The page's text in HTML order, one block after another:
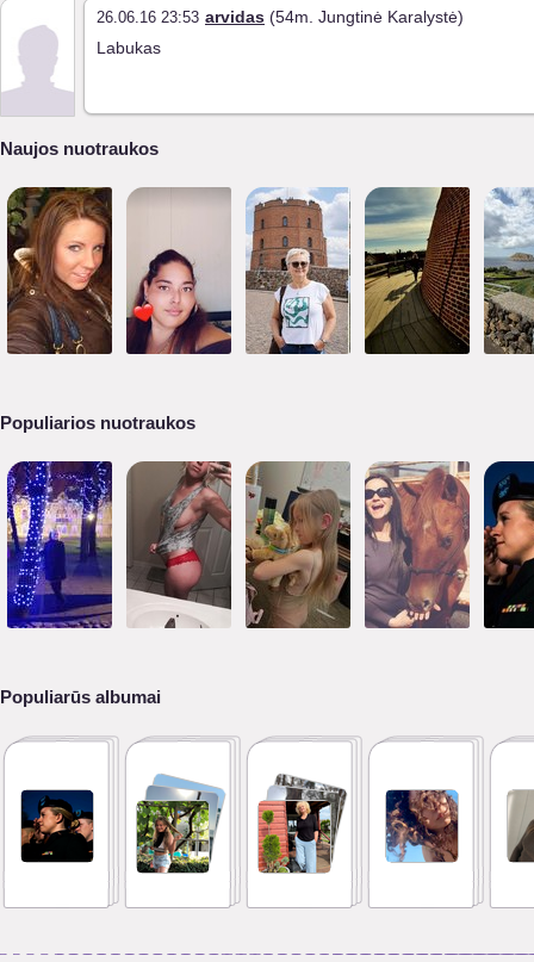
26.06.16 23:53 arvidas (54m. Jungtinė Karalystė)
Labukas
Naujos nuotraukos
Populiarios nuotraukos
Populiarūs albumai